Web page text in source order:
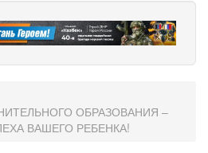
ОБРАЗОВАНИЯ –
ВАШЕГО РЕБЕНКА!